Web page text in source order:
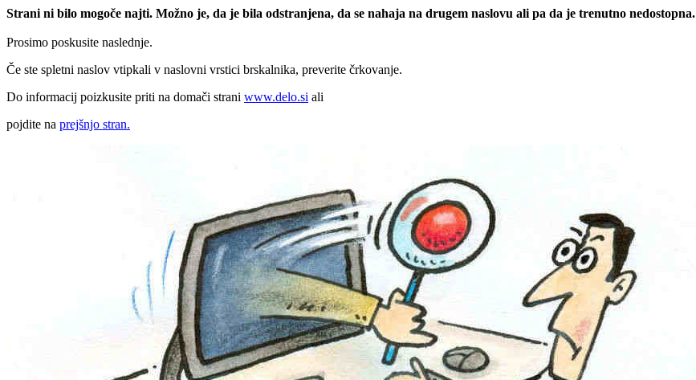
Strani ni bilo mogoče najti. Možno je, da je bila odstranjena, da se nahaja na drugem naslovu ali pa da je trenutno nedostopna.
Prosimo poskusite naslednje.
Če ste spletni naslov vtipkali v naslovni vrstici brskalnika, preverite črkovanje.
Do informacij poizkusite priti na domači strani www.delo.si ali
pojdite na prejšnjo stran.